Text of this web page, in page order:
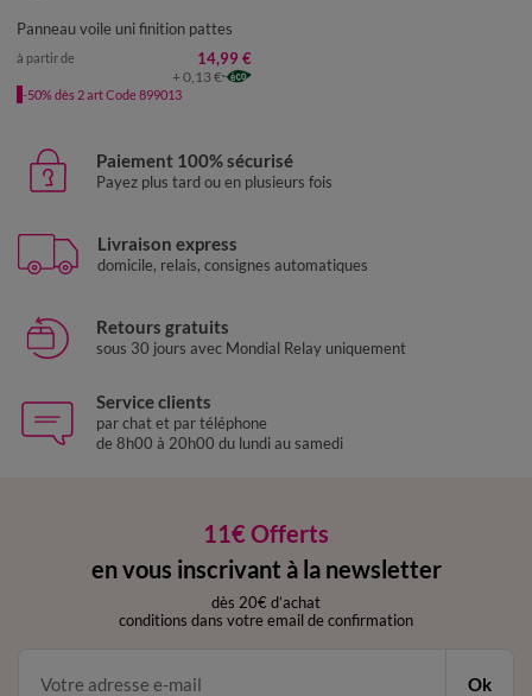
Panneau voile uni finition pattes
à partir de 14,99 €
+ 0,13 €
-50% dès 2 art Code 899013
Paiement 100% sécurisé
Payez plus tard ou en plusieurs fois
Livraison express
domicile, relais, consignes automatiques
Retours gratuits
sous 30 jours avec Mondial Relay uniquement
Service clients
par chat et par téléphone
de 8h00 à 20h00 du lundi au samedi
11€ Offerts
en vous inscrivant à la newsletter
dès 20€ d’achat
conditions dans votre email de confirmation
Ok